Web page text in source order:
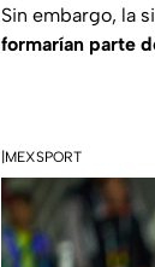
Sin embargo, la
formarían parte
|MEXSPORT